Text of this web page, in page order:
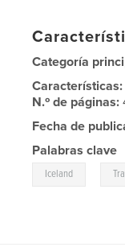
Categoría
N.º de páginas:
Fecha de
Palabras clave
Iceland